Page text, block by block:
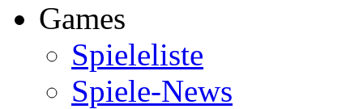
Games
Spieleliste
Spiele-News